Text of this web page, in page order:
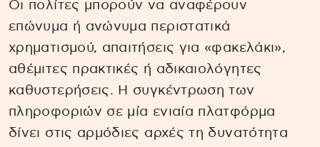
Οι πολίτες μπορούν να αναφέρουν
επώνυμα ή ανώνυμα περιστατικά
χρηματισμού, απαιτήσεις για «φακελάκι»,
αθέμιτες πρακτικές ή αδικαιολόγητες
καθυστερήσεις. Η συγκέντρωση των
πληροφοριών σε μία ενιαία πλατφόρμα
δίνει στις αρμόδιες αρχές τη δυνατότητα